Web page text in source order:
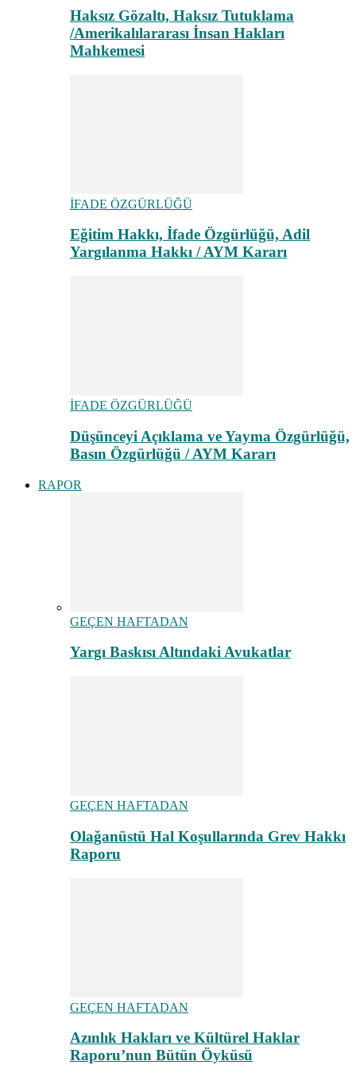
Haksız Gözaltı, Haksız Tutuklama
/Amerikalılararası İnsan Hakları
Mahkemesi
İFADE ÖZGÜRLÜĞÜ
Eğitim Hakkı, İfade Özgürlüğü, Adil
Yargılanma Hakkı / AYM Kararı
İFADE ÖZGÜRLÜĞÜ
Düşünceyi Açıklama ve Yayma Özgürlüğü,
Basın Özgürlüğü / AYM Kararı
RAPOR
GEÇEN HAFTADAN
Yargı Baskısı Altındaki Avukatlar
GEÇEN HAFTADAN
Olağanüstü Hal Koşullarında Grev Hakkı
Raporu
GEÇEN HAFTADAN
Azınlık Hakları ve Kültürel Haklar
Raporu’nun Bütün Öyküsü